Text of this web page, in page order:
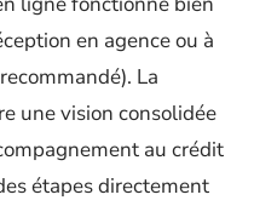
en agence ou à
La
une vision consolidée
au crédit
étapes directement